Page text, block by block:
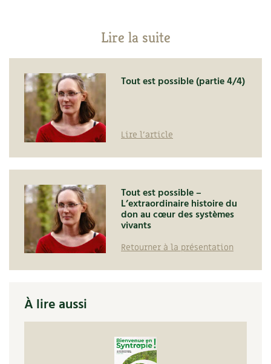
Lire la suite
Tout est possible (partie 4/4)
Lire l'article
Tout est possible –
L’extraordinaire histoire du
don au cœur des systèmes
vivants
Retourner à la présentation
À lire aussi